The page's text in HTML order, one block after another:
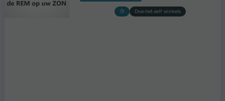
Doe-het-zelf winkels